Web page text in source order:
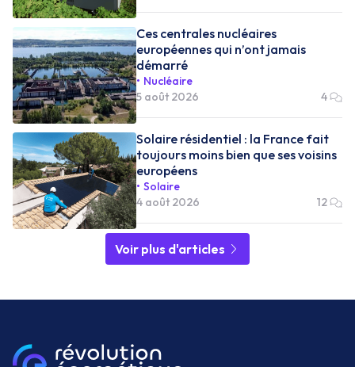
Ces centrales nucléaires
européennes qui n’ont jamais
démarré
Nucléaire
5 août 2026
4
Solaire résidentiel : la France fait
toujours moins bien que ses voisins
européens
Solaire
4 août 2026
12
Voir plus d'articles